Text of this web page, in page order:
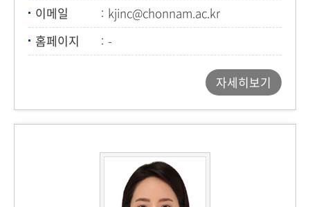
이메일
kjinc@chonnam.ac.kr
홈페이지
-
자세히보기